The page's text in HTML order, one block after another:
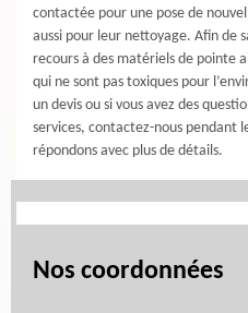
contactée pour une pose de
aussi pour leur nettoyage. Afin de
recours à des matériels de pointe
qui ne sont pas toxiques pour
un devis ou si vous avez des
services, contactez-nous pendant
répondons avec plus de détails.
Nos coordonnées